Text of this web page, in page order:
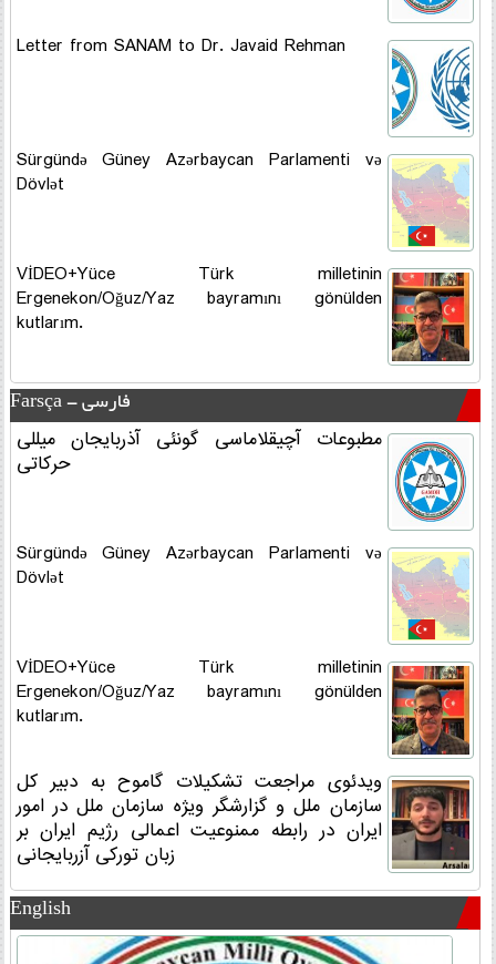
Letter from SANAM to Dr. Javaid Rehman
Sürgündə Güney Azərbaycan Parlamenti və
Dövlət
VİDEO+Yüce Türk milletinin
Ergenekon/Oğuz/Yaz bayramını gönülden
kutlarım.
Farsça - فارسی
مطبوعات آچیقلاماسی گونئی آذربایجان میللی
حرکاتی
Sürgündə Güney Azərbaycan Parlamenti və
Dövlət
VİDEO+Yüce Türk milletinin
Ergenekon/Oğuz/Yaz bayramını gönülden
kutlarım.
ویدئوی مراجعت تشکیلات گاموح به دبیر کل
سازمان ملل و گزارشگر ویژه سازمان ملل در امور
ایران در رابطه ممنوعیت اعمالی رژیم ایران بر
زبان تورکی آزربایجانی
English